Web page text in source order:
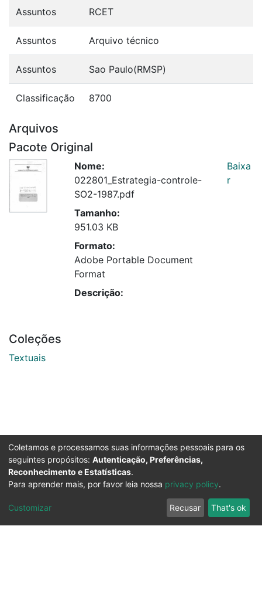
Assuntos RCET
Assuntos Arquivo técnico
Assuntos Sao Paulo(RMSP)
Classificação 8700
Arquivos
Pacote Original
Nome:
022801_Estrategia-controle-
SO2-1987.pdf
Tamanho:
951.03 KB
Formato:
Adobe Portable Document
Format
Descrição:
Baixa
r
Coleções
Textuais
Coletamos e processamos suas informações pessoais para os
seguintes propósitos: Autenticação, Preferências,
Reconhecimento e Estatísticas.
Para aprender mais, por favor leia nossa privacy policy.
Customizar Recusar That's ok